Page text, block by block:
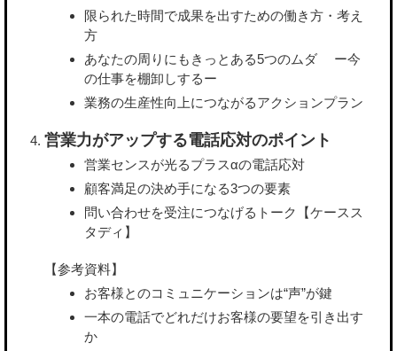
限られた時間で成果を出すための働き方・考え
方
あなたの周りにもきっとある5つのムダ ー今
の仕事を棚卸しするー
業務の生産性向上につながるアクションプラン
営業力がアップする電話応対のポイント
営業センスが光るプラスαの電話応対
顧客満足の決め手になる3つの要素
問い合わせを受注につなげるトーク【ケースス
タディ】
【参考資料】
お客様とのコミュニケーションは“声”が鍵
一本の電話でどれだけお客様の要望を引き出す
か